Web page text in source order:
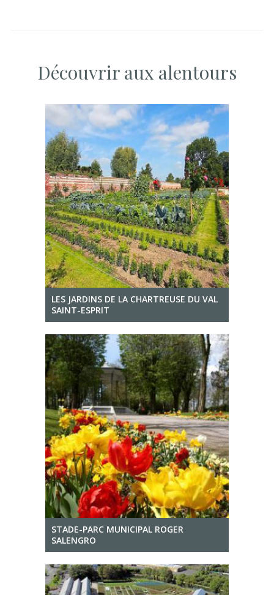
Découvrir aux alentours
LES JARDINS DE LA CHARTREUSE DU VAL
SAINT-ESPRIT
STADE-PARC MUNICIPAL ROGER
SALENGRO